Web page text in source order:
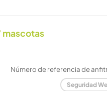
mascotas
Número de referencia de
Seguridad